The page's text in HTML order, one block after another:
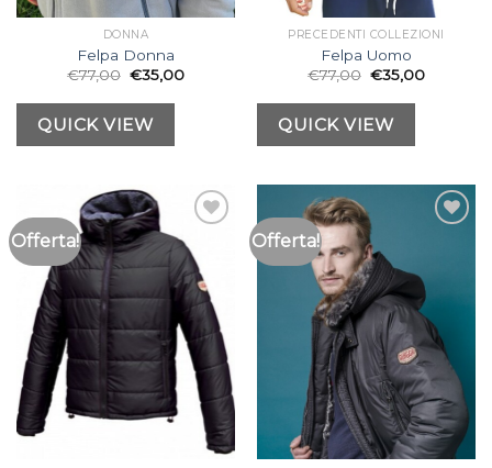
DONNA
Felpa Donna
€77,00 €35,00
QUICK VIEW
PRECEDENTI COLLEZIONI
Felpa Uomo
€77,00 €35,00
QUICK VIEW
Offerta!
Aggiungi
alla lista
dei
desideri
Offerta!
desideri